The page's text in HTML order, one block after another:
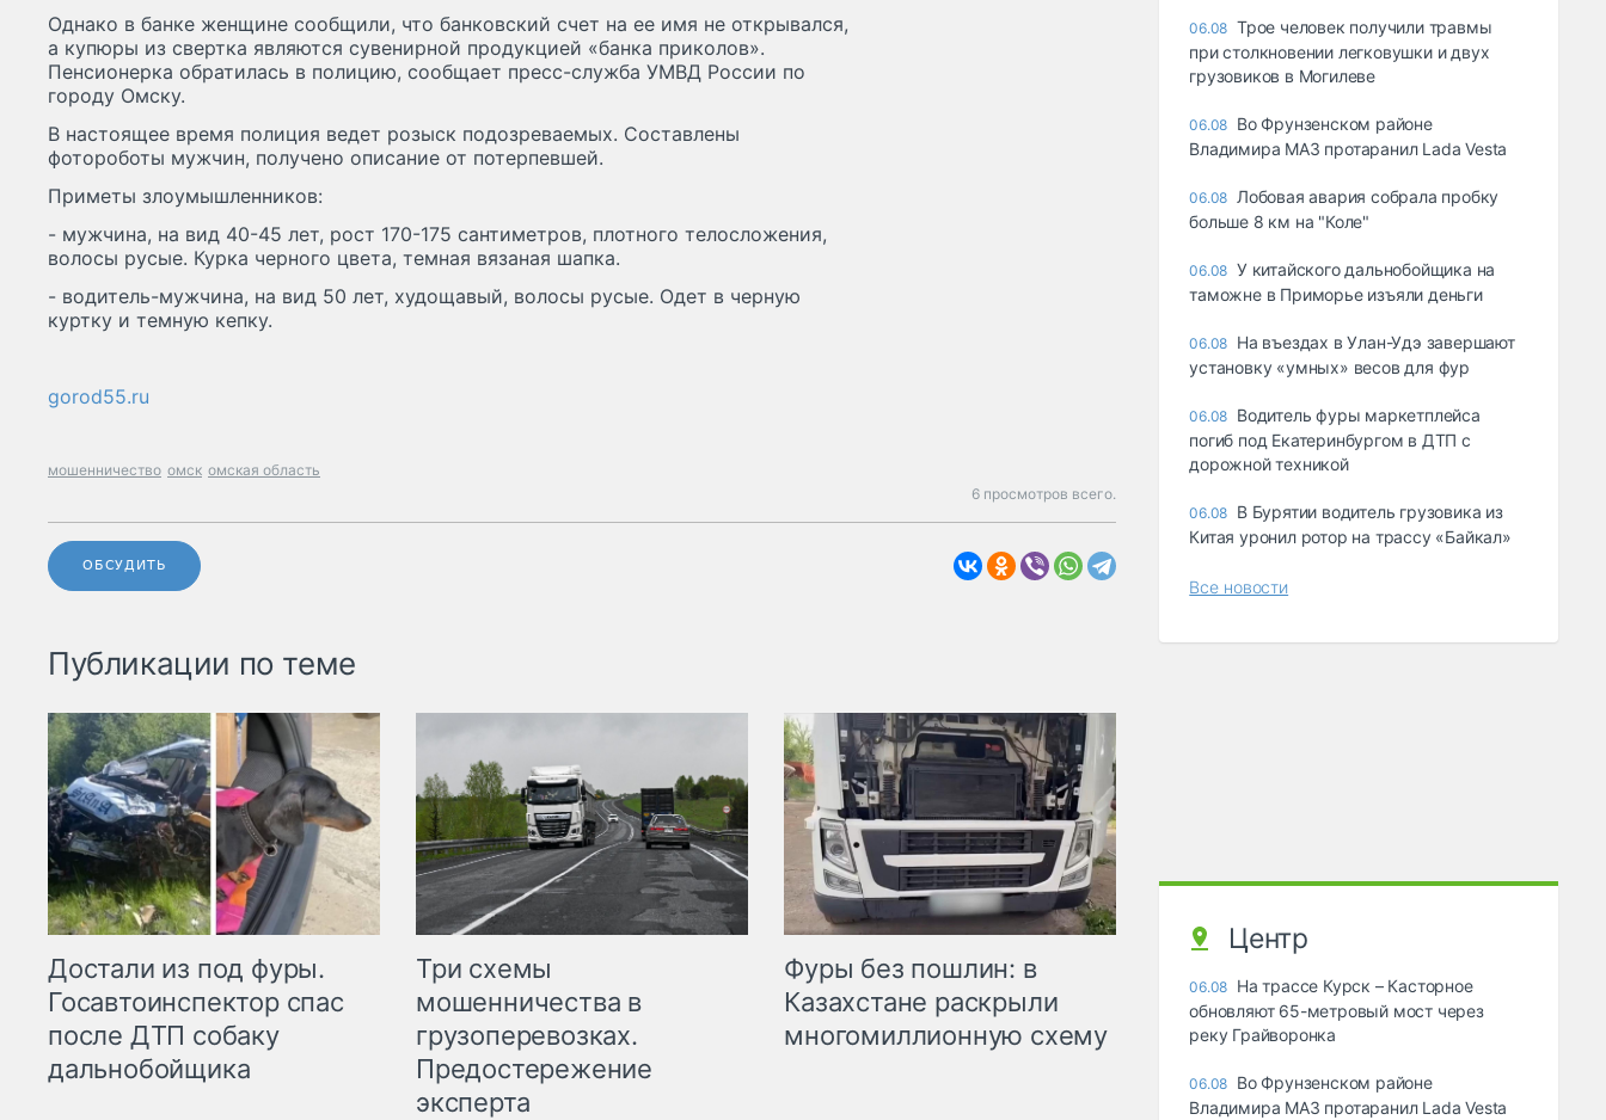
Однако в банке женщине сообщили, что банковский счет на ее имя не открывался,
а купюры из свертка являются сувенирной продукцией «банка приколов».
Пенсионерка обратилась в полицию, сообщает пресс-служба УМВД России по
городу Омску.
В настоящее время полиция ведет розыск подозреваемых. Составлены
фотороботы мужчин, получено описание от потерпевшей.
Приметы злоумышленников:
- мужчина, на вид 40-45 лет, рост 170-175 сантиметров, плотного телосложения,
волосы русые. Курка черного цвета, темная вязаная шапка.
- водитель-мужчина, на вид 50 лет, худощавый, волосы русые. Одет в черную
куртку и темную кепку.
gorod55.ru
мошенничество омск омская область
6 просмотров всего.
ОБСУДИТЬ
Публикации по теме
Достали из под фуры.
Госавтоинспектор спас
после ДТП собаку
дальнобойщика
Три схемы
мошенничества в
грузоперевозках.
Предостережение
эксперта
Фуры без пошлин: в
Казахстане раскрыли
многомиллионную схему
06.08 Трое человек получили травмы
при столкновении легковушки и двух
грузовиков в Могилеве
06.08 Во Фрунзенском районе
Владимира МАЗ протаранил Lada Vesta
06.08 Лобовая авария собрала пробку
больше 8 км на "Коле"
06.08 У китайского дальнобойщика на
таможне в Приморье изъяли деньги
06.08 Ha въeздax в Улaн-Удэ зaвepшaют
ycтaнoвкy «yмныx» вecoв для фyp
06.08 Водитель фуры маркетплейса
погиб под Екатеринбургом в ДТП с
дорожной техникой
06.08 В Бурятии водитель грузовика из
Китая уронил ротор на трассу «Байкал»
Все новости
Центр
06.08 На трассе Курск – Касторное
обновляют 65-метровый мост через
реку Грайворонка
06.08 Во Фрунзенском районе
Владимира МАЗ протаранил Lada Vesta